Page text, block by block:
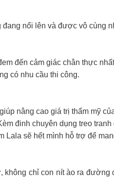
nổi lên và được vô cùng
đến cảm giác chân thực
có nhu cầu thi công.
nâng cao giá trị thẩm mỹ
đinh chuyên dụng treo
Lala sẽ hết mình hỗ trợ để
chỉ con nít ào ra